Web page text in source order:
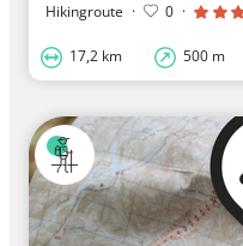
Hikingroute · 0 ·
17,2 km 500 m